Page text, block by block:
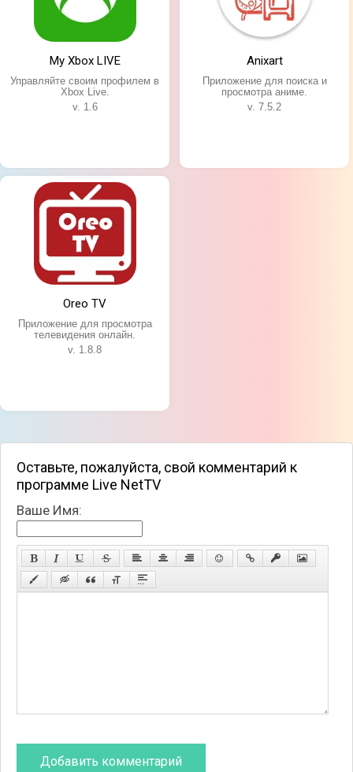
Особенности приложения:
Более 150 бесплатных каналов;
Список передач регулярно обновляется;
Отсутствует мешающая реклама.
My Xbox LIVE
Управляйте своим профилем в
Xbox Live.
v. 1.6
Anixart
Приложение для поиска и
просмотра аниме.
v. 7.5.2
Oreo TV
Приложение для просмотра
телевидения онлайн.
v. 1.8.8
Оставьте, пожалуйста, свой комментарий к
программе Live NetTV
Ваше Имя: